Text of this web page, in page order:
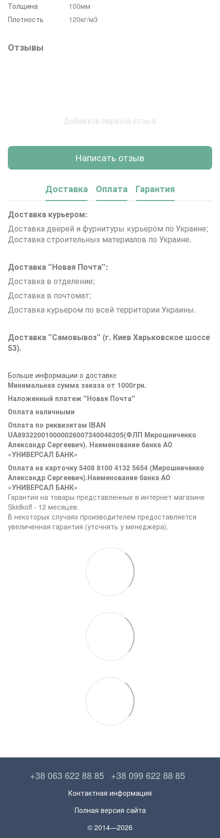
Толщина
100мм
Плотность
120кг/м3
Отзывы
Добавьте первый отзыв
Написать отзыв
Доставка Оплата Гарантия
Доставка курьером:
Доставка дверей и фурнитуры курьером по Украине;
Доставка строительных материалов по Украине.
Доставка "Новая Почта":
Доставка в отделение;
Доставка в почтомат;
Доставка курьером по всей территории Украины.
Доставка "Самовывоз" (г. Киев Харьковское шоссе
53).
Больше информации о доставке
Минимальная сумма заказа от 1000грн.
Наложенный платеж "Новая Почта"
Оплата наличными
Оплата по реквизитам IBAN
UA893220010000026007340046205(ФЛП Мирошниченко
Александр Сергеевич). Наименование банка АО
«УНИВЕРСАЛ БАНК»
Оплата на карточку 5408 8100 4132 5654 (Мирошниченко
Александр Сергеевич).Наименование банка АО
«УНИВЕРСАЛ БАНК»
Гарантия на товары представленные в интернет магазине
Skidkoff - 12 месяцев.
В некоторых случаях производителем предоставляется
увеличенная гарантия (уточнять у менеджера).
+38 063 622 88 85 +38 099 622 88 85
Контактная информация
Полная версия сайта
© 2014—2026